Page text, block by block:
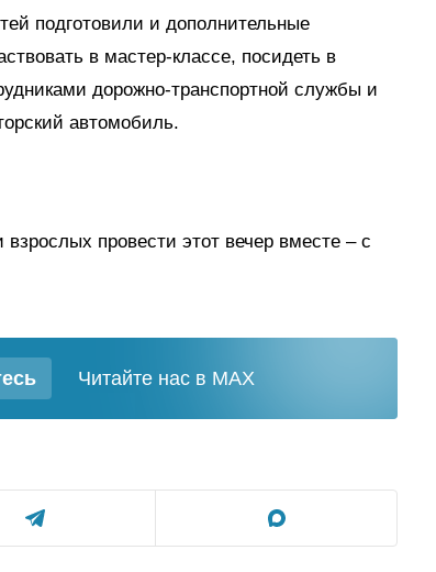
подготовили и дополнительные
в мастер-классе, посидеть в
дорожно-транспортной службы и
автомобиль.
провести этот вечер вместе – с
Читайте нас в MAX